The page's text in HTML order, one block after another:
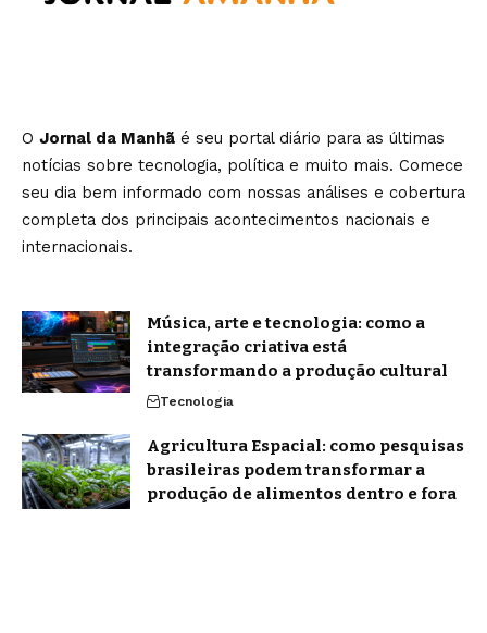
O Jornal da Manhã é seu portal diário para as últimas
notícias sobre tecnologia, política e muito mais. Comece
seu dia bem informado com nossas análises e cobertura
completa dos principais acontecimentos nacionais e
internacionais.
Música, arte e tecnologia: como a
integração criativa está
transformando a produção cultural
Tecnologia
Agricultura Espacial: como pesquisas
brasileiras podem transformar a
produção de alimentos dentro e fora